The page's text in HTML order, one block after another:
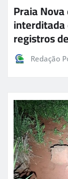
Praia
interditada
registros
Redação